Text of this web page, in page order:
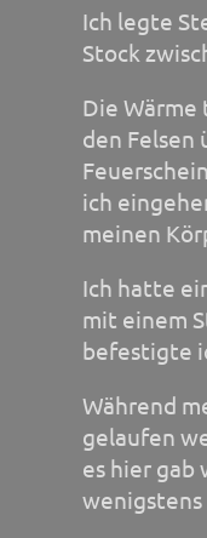
Ich legte
Stock
Die Wärme
den
ich
meinen
Ich hatte
mit einem
befestigte
Während
gelaufen
es hier gab
wenigstens